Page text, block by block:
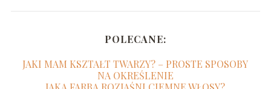
POLECANE:
JAKI MAM KSZTAŁT TWARZY? – PROSTE SPOSOBY
NA OKREŚLENIE